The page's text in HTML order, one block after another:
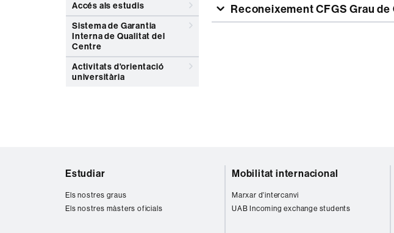
Accés als estudis
Sistema de Garantia
Interna de Qualitat del
Centre
Activitats d'orientació
universitària
Reconeixement CFGS Grau
Estudiar
Els nostres graus
Els nostres màsters oficials
Mobilitat internacional
Marxar d'intercanvi
UAB Incoming exchange students